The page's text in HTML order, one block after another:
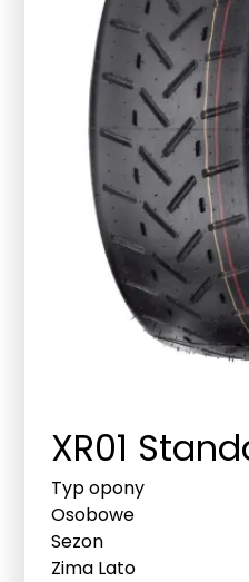
XR01
Typ opony
Osobowe
Sezon
Zima Lato